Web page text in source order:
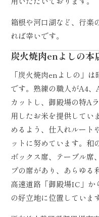
箱根や河口湖など、行楽
れば幸いです。
炭火焼肉enよしの本
「炭火焼肉enよしの」
です。熟練の職人がA4
カットし、御殿場の特A
用したお米を提供してい
めるよう、仕入れルート
ットに努めています。和
ボックス席、テーブル席
プの席があり、あらゆる
高速道路「御殿場IC」か
の好立地に位置していま